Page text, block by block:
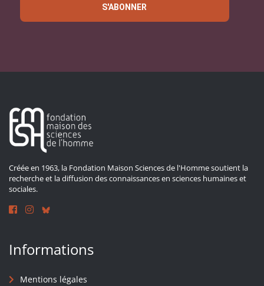
S'ABONNER
Créée en 1963, la Fondation Maison Sciences de l'Homme soutient la
recherche et la diffusion des connaissances en sciences humaines et
sociales.
Informations
Mentions légales